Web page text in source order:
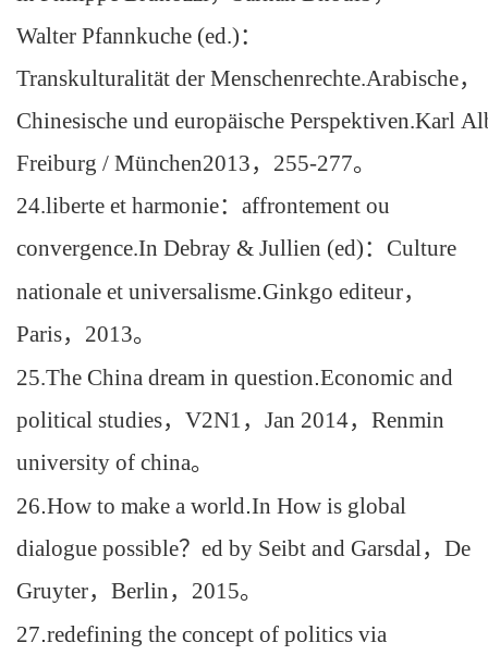
Walter Pfannkuche (ed.)：
Transkulturalität der Menschenrechte.Arabische，
Chinesische und europäische Perspektiven.Karl
Freiburg / München2013， 255-277。
24.liberte et harmonie： affrontement ou
convergence.In Debray & Jullien (ed)： Culture
nationale et universalisme.Ginkgo editeur，
Paris， 2013。
25.The China dream in question.Economic and
political studies， V2N1， Jan 2014， Renmin
university of china。
26.How to make a world.In How is global
dialogue possible？ ed by Seibt and Garsdal， De
Gruyter， Berlin， 2015。
27.redefining the concept of politics via